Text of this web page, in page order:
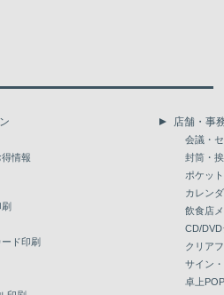
9,000
9,500
情報
ド印刷
店舗・事
会議・
封筒・
ポケッ
カレン
飲食店
CD/DVD
クリア
サイン
卓上